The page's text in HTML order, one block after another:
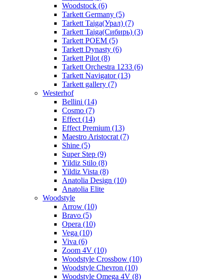
Woodstock (6)
Tarkett Germany (5)
Tarkett Taiga(Урал) (7)
Tarkett Taiga(Сибирь) (3)
Tarkett POEM (5)
Tarkett Dynasty (6)
Tarkett Pilot (8)
Tarkett Orchestra 1233 (6)
Tarkett Navigator (13)
Tarkett gallery (7)
Westerhof
Bellini (14)
Cosmo (7)
Effect (14)
Effect Premium (13)
Maestro Aristocrat (7)
Shine (5)
Super Step (9)
Yildiz Stilo (8)
Yildiz Vista (8)
Anatolia Design (10)
Anatolia Elite
Woodstyle
Arrow (10)
Bravo (5)
Opera (10)
Vega (10)
Viva (6)
Zoom 4V (10)
Woodstyle Crossbow (10)
Woodstyle Chevron (10)
Woodstyle Omega 4V (8)